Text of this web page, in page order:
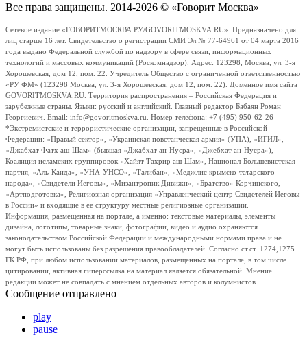
Все права защищены. 2014-2026 © «Говорит Москва»
Сетевое издание «ГОВОРИТМОСКВА.РУ/GOVORITMOSKVA.RU». Предназначено для
лиц старше 16 лет. Свидетельство о регистрации СМИ Эл № 77-64961 от 04 марта 2016
года выдано Федеральной службой по надзору в сфере связи, информационных
технологий и массовых коммуникаций (Роскомнадзор). Адрес: 123298, Москва, ул. 3-я
Хорошевская, дом 12, пом. 22. Учредитель Общество с ограниченной ответственностью
«РУ ФМ» (123298 Москва, ул. 3-я Хорошевская, дом 12, пом. 22). Доменное имя сайта
GOVORITMOSKVA.RU. Территория распространения – Российская Федерация и
зарубежные страны. Языки: русский и английский. Главный редактор Бабаян Роман
Георгиевич. Email: info@govoritmoskva.ru. Номер телефона: +7 (495) 950-62-26
*Экстремистские и террористические организации, запрещенные в Российской
Федерации: «Правый сектор», «Украинская повстанческая армия» (УПА), «ИГИЛ»,
«Джабхат Фатх аш-Шам» (бывшая «Джабхат ан-Нусра», «Джебхат ан-Нусра»),
Коалиция исламских группировок «Хайят Тахрир аш-Шам», Национал-Большевистская
партия, «Аль-Каида», «УНА-УНСО», «Талибан», «Меджлис крымско-татарского
народа», «Свидетели Иеговы», «Мизантропик Дивижн», «Братство» Корчинского,
«Артподготовка», Религиозная организация «Управленческий центр Свидетелей Иеговы
в России» и входящие в ее структуру местные религиозные организации.
Информация, размещенная на портале, а именно: текстовые материалы, элементы
дизайна, логотипы, товарные знаки, фотографии, видео и аудио охраняются
законодательством Российской Федерации и международными нормами права и не
могут быть использованы без разрешения правообладателей. Согласно ст.ст. 1274,1275
ГК РФ, при любом использовании материалов, размещенных на портале, в том числе
цитировании, активная гиперссылка на материал является обязательной. Мнение
редакции может не совпадать с мнением отдельных авторов и колумнистов.
Сообщение отправлено
play
pause